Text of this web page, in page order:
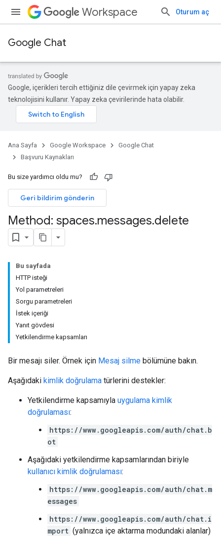
Workspace Oturum aç
Google Chat
Google, içerikleri tercih ettiğiniz dile çevirmek için yapay zeka
teknolojisini kullanır. Yapay zeka çevirilerinde hata olabilir.
Ana Sayfa Google Workspace
Google Chat
Başvuru Kaynakları
Bu size yardımcı oldu mu?
Geri bildirim gönderin
Method: spaces.messages.delete
Bu sayfada
HTTP isteği
Yol parametreleri
Sorgu parametreleri
İstek içeriği
Yanıt gövdesi
Yetkilendirme kapsamları
Bir mesajı siler. Örnek için Mesaj silme bölümüne bakın.
Aşağıdaki kimlik doğrulama türlerini destekler:
Yetkilendirme kapsamıyla uygulama kimlik
doğrulaması:
https://www.googleapis.com/auth/chat.b
ot
Aşağıdaki yetkilendirme kapsamlarından biriyle
kullanıcı kimlik doğrulaması:
https://www.googleapis.com/auth/chat.m
essages
https://www.googleapis.com/auth/chat.i
mport (yalnızca içe aktarma modundaki alanlar)